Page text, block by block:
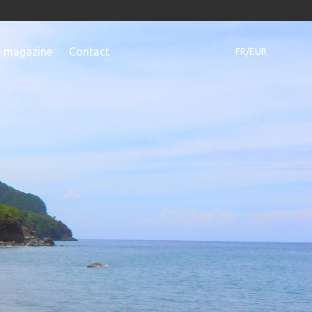
magazine Contact FR/EUR